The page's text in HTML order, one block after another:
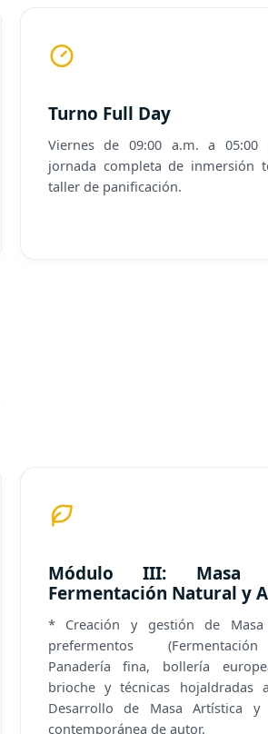
Turno Full Day
Viernes de 09:00 a.m. a 05:00
jornada completa de inmersión
taller de panificación.
Módulo III: Masa
Fermentación Natural y
* Creación y gestión de
prefermentos
Panadería fina, bollería
brioche y técnicas hojaldradas
Desarrollo de Masa Artística y
contemporánea de autor.